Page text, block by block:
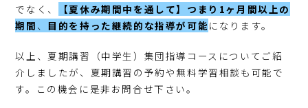
でなく、
【夏休み期間中を通して】つまり1ヶ月間以上の
期間 、 目的を持った継続的な指導が可能になります。
以上、夏期講習（中学生）集団指導コースについてご紹
介しましたが、夏期講習の予約や無料学習相談も可能で
す。この機会に是非お問合せ下さい。